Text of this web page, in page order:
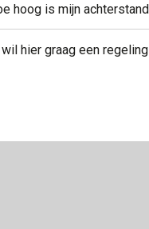
hoog is mijn
hier graag een